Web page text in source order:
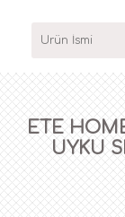
ETE
UYKU